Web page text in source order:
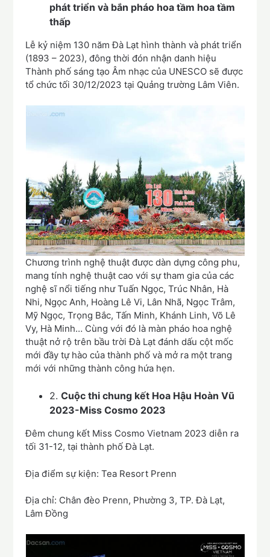
phát triển và bắn pháo hoa tầm hoa tầm
thấp
Lễ kỷ niệm 130 năm Đà Lạt hình thành và phát triển
(1893 – 2023), đông thời đón nhận danh hiệu
Thành phố sáng tạo Âm nhạc của UNESCO sẽ được
tổ chức tối 30/12/2023 tại Quảng trường Lâm Viên.
Chương trình nghệ thuật được dàn dựng công phu,
mang tính nghệ thuật cao với sự tham gia của các
nghệ sĩ nổi tiếng như Tuấn Ngọc, Trúc Nhân, Hà
Nhi, Ngọc Anh, Hoàng Lê Vi, Lân Nhã, Ngọc Trâm,
Mỹ Ngọc, Trọng Bắc, Tấn Minh, Khánh Linh, Võ Lê
Vy, Hà Minh… Cùng với đó là màn pháo hoa nghệ
thuật nở rộ trên bầu trời Đà Lạt đánh dấu cột mốc
mới đầy tự hào của thành phố và mở ra một trang
mới với những thành công hứa hẹn.
2.Cuộc thi chung kết Hoa Hậu Hoàn Vũ
2023-Miss Cosmo 2023
Đêm chung kết Miss Cosmo Vietnam 2023 diễn ra
tối 31-12, tại thành phố Đà Lạt.
Địa điểm sự kiện: Tea Resort Prenn
Địa chỉ: Chân đèo Prenn, Phường 3, TP. Đà Lạt,
Lâm Đồng